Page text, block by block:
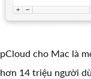
pCloud cho Mac là
hơn 14 triệu người